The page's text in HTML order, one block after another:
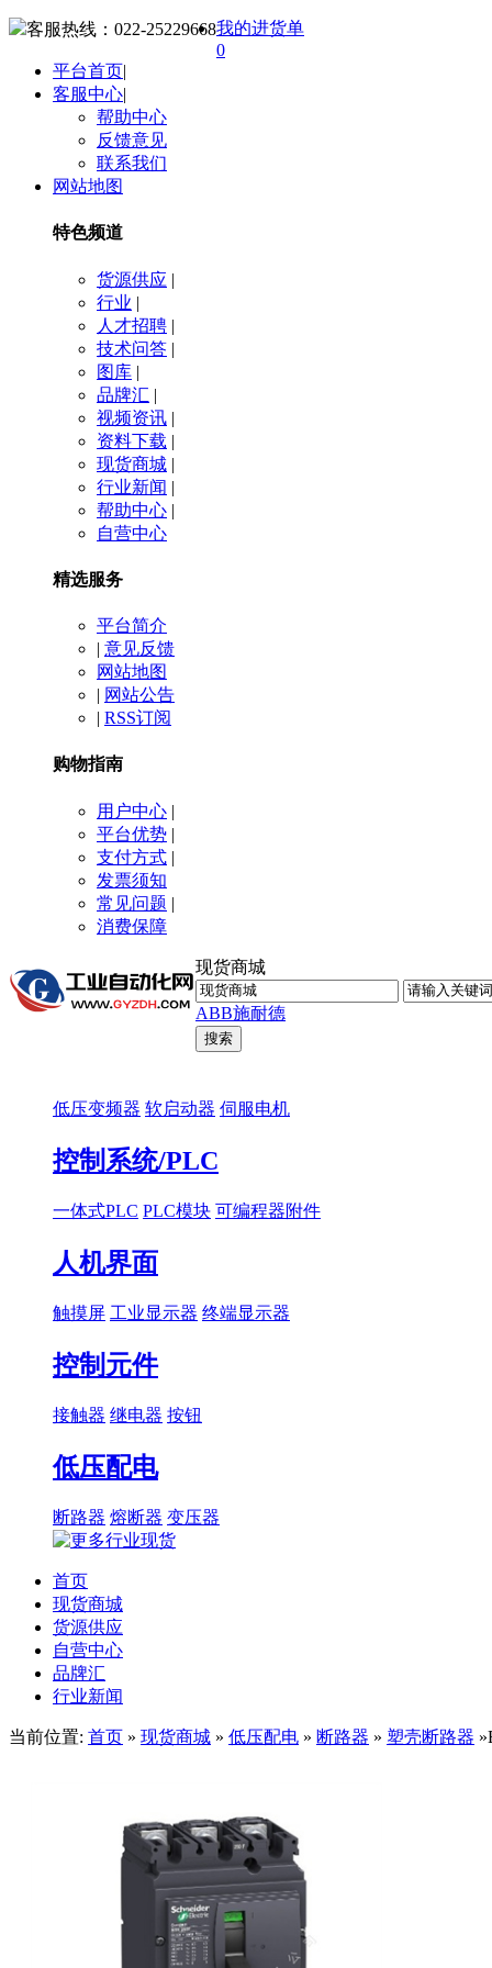
客服热线： 022-25229668我的进货单
0
平台首页|
客服中心|
帮助中心
反馈意见
联系我们
网站地图
特色频道
货源供应 |
行业 |
人才招聘 |
技术问答 |
图库 |
品牌汇 |
视频资讯 |
资料下载 |
现货商城 |
行业新闻 |
帮助中心 |
自营中心
精选服务
平台简介
| 意见反馈
网站地图
| 网站公告
| RSS订阅
购物指南
用户中心 |
平台优势 |
支付方式 |
发票须知
常见问题 |
消费保障
现货商城
ABB施耐德
低压变频器 软启动器 伺服电机
控制系统/PLC
一体式PLC PLC模块 可编程器附件
人机界面
触摸屏 工业显示器 终端显示器
控制元件
接触器 继电器 按钮
低压配电
断路器 熔断器 变压器
首页
现货商城
货源供应
自营中心
品牌汇
行业新闻
当前位置: 首页 » 现货商城 » 低压配电 » 断路器 » 塑壳断路器